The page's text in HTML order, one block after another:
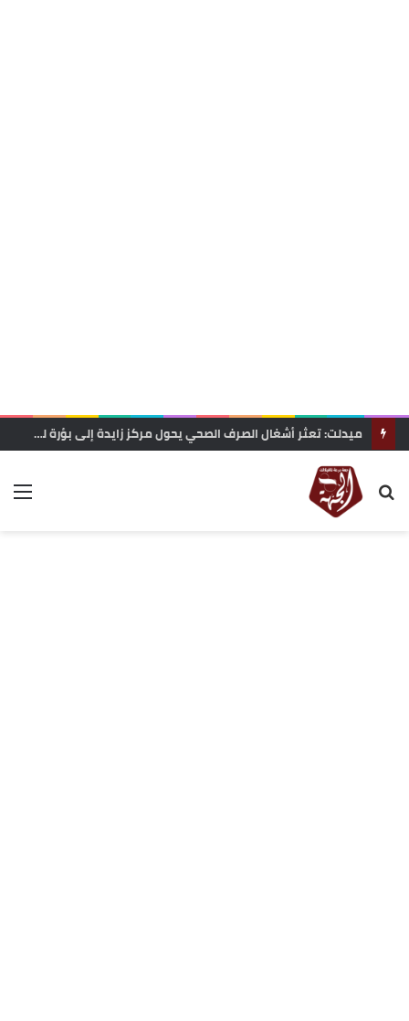
ميدلت: تعثر أشغال الصرف الصحي يحول مركز زايدة إلى بؤرة للغبار.. مطالب بتدخل عاجل لإنهاء معاناة الساكنة